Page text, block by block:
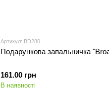
Артикул: BD280
Подарункова запальничка
161.00 грн
В наявності